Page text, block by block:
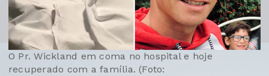
O Pr. Wickland em coma no hospital e hoje
recuperado com a família. (Foto: